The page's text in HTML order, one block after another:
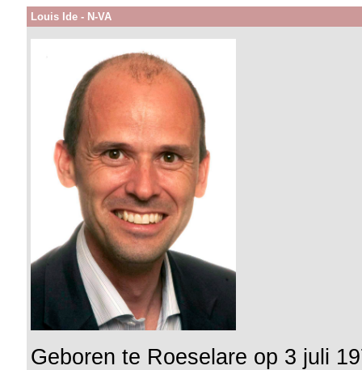
Louis Ide - N-VA
Geboren te Roeselare op 3 juli